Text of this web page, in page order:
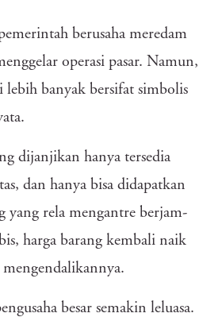
berusaha meredam
operasi pasar. Namun,
lebih banyak bersifat simbolis
dijanjikan hanya tersedia
dan hanya bisa didapatkan
yang rela mengantre berjam-
harga barang kembali naik
mengendalikannya.
besar semakin leluasa.